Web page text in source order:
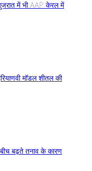
में भी AAP केरल में
मॉडल शीतल की
बढ़ते तनाव के कारण